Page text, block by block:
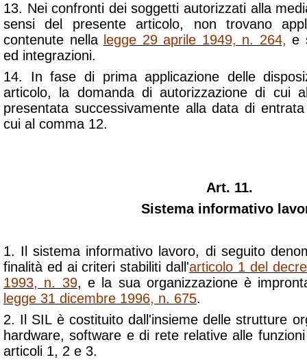
13. Nei confronti dei soggetti autorizzati alla
sensi del presente articolo, non trovano
contenute nella legge 29 aprile 1949, n. 264, e
ed integrazioni.
14. In fase di prima applicazione delle
articolo, la domanda di autorizzazione di cui
presentata successivamente alla data di
cui al comma 12.
Art. 11.
Sistema informativo
1. Il sistema informativo lavoro, di seguito
finalità ed ai criteri stabiliti dall'articolo 1 del
1993, n. 39, e la sua organizzazione è
legge 31 dicembre 1996, n. 675.
2. Il SIL è costituito dall'insieme delle strutture
hardware, software e di rete relative alle
articoli 1, 2 e 3.